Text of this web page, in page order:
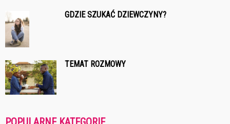
GDZIE SZUKAĆ DZIEWCZYNY?
TEMAT ROZMOWY